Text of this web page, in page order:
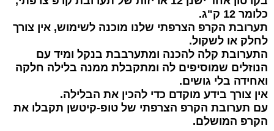
כלומר 12 ק"ג.
תערובת הקרפ הצרפתי שלנו מוכנה לשימוש, אין צורך
לחלק או לשקול.
התערובת קלה להכנה ומתערבבת בנקל ומיד עם
הנוזלים שמוסיפים לה ומתקבלת ממנה בלילה חלקה
ואחידה בלי גושים.
אין צורך בידע מוקדם כדי להכין את הבלילה.
עם תערובת הקרפ הצרפתי של טופ-קיטשן תקבלו את
הקרפ המושלם.